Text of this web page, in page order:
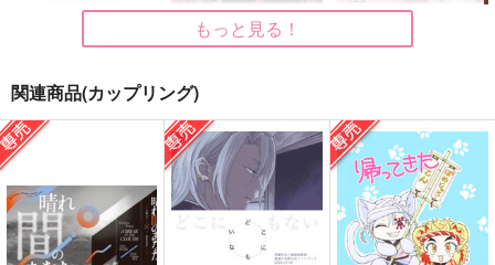
芸能パロうれんの合同
ヤブコウジ
2,357円（税込）
宇髄天元×煉獄杏寿郎
「人間の最後尾から」
「涕泣」
82拍子
（税込）
宇髄弟×宇髄天元
正解に至る順序
冷たいコーヒー
440円（税込）
渋谷蓮十郎×村雨礼二
もっと見る！
関連商品(カップリング)